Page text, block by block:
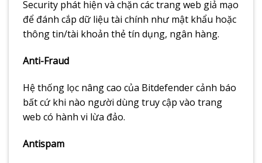
Security phát hiện và chặn các trang web giả mạo
để đánh cắp dữ liệu tài chính như mật khẩu hoặc
thông tin/tài khoản thẻ tín dụng, ngân hàng.
Anti-Fraud
Hệ thống lọc nâng cao của Bitdefender cảnh báo
bất cứ khi nào người dùng truy cập vào trang
web có hành vi lừa đảo.
Antispam